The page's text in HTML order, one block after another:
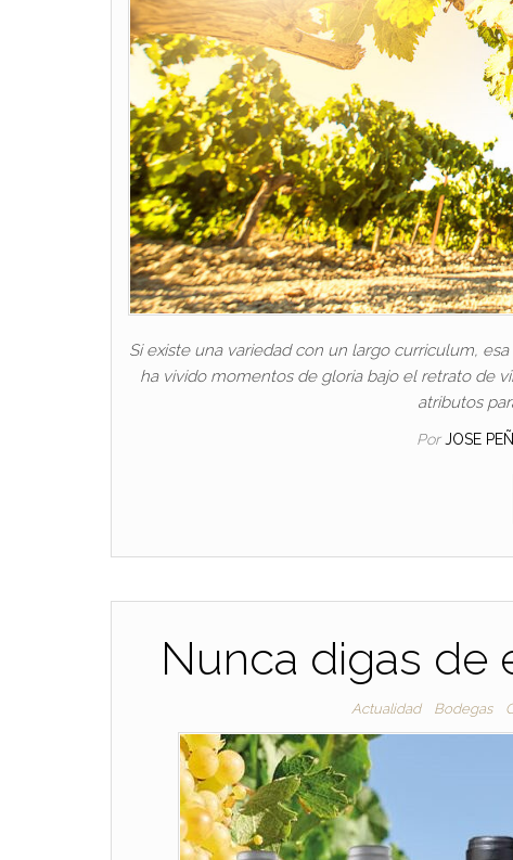
Si existe una variedad con un largo curriculum,
ha vivido momentos de gloria bajo el retrato de
atributos
Por JOSE
Nunca digas de
Actualidad Bodegas